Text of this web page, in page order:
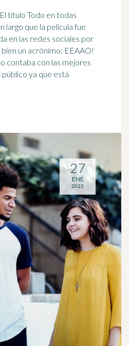
título Todo en todas
largo que la película fue
en las redes sociales por
un acrónimo: EEAAO!
contaba con las mejores
ya que está
27
ENE
2023